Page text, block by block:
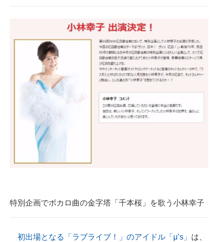
特別企画でボカロ曲の金字塔「千本桜」を歌う小林幸子
初出場となる「ラブライブ！」のアイドル「μ’s」 は、